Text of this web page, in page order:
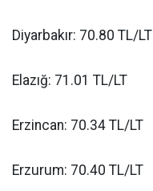
Diyarbakır: 70.80 TL/LT
Elazığ: 71.01 TL/LT
Erzincan: 70.34 TL/LT
Erzurum: 70.40 TL/LT